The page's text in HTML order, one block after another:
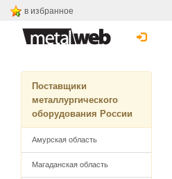
в избранное
Поставщики
металлургического
оборудования России
Амурская область
Магаданская область